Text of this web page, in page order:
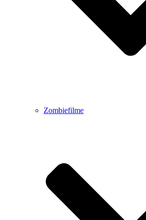
Zombiefilme